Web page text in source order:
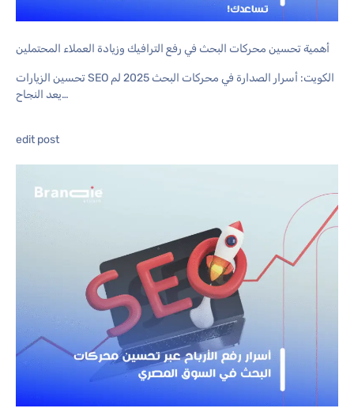
أهمية تحسين محركات البحث في رفع الترافيك وزيادة العملاء المحتملين
تحسين الزيارات SEO الكويت: أسرار الصدارة في محركات البحث 2025 لم
يعد النجاح…
edit post